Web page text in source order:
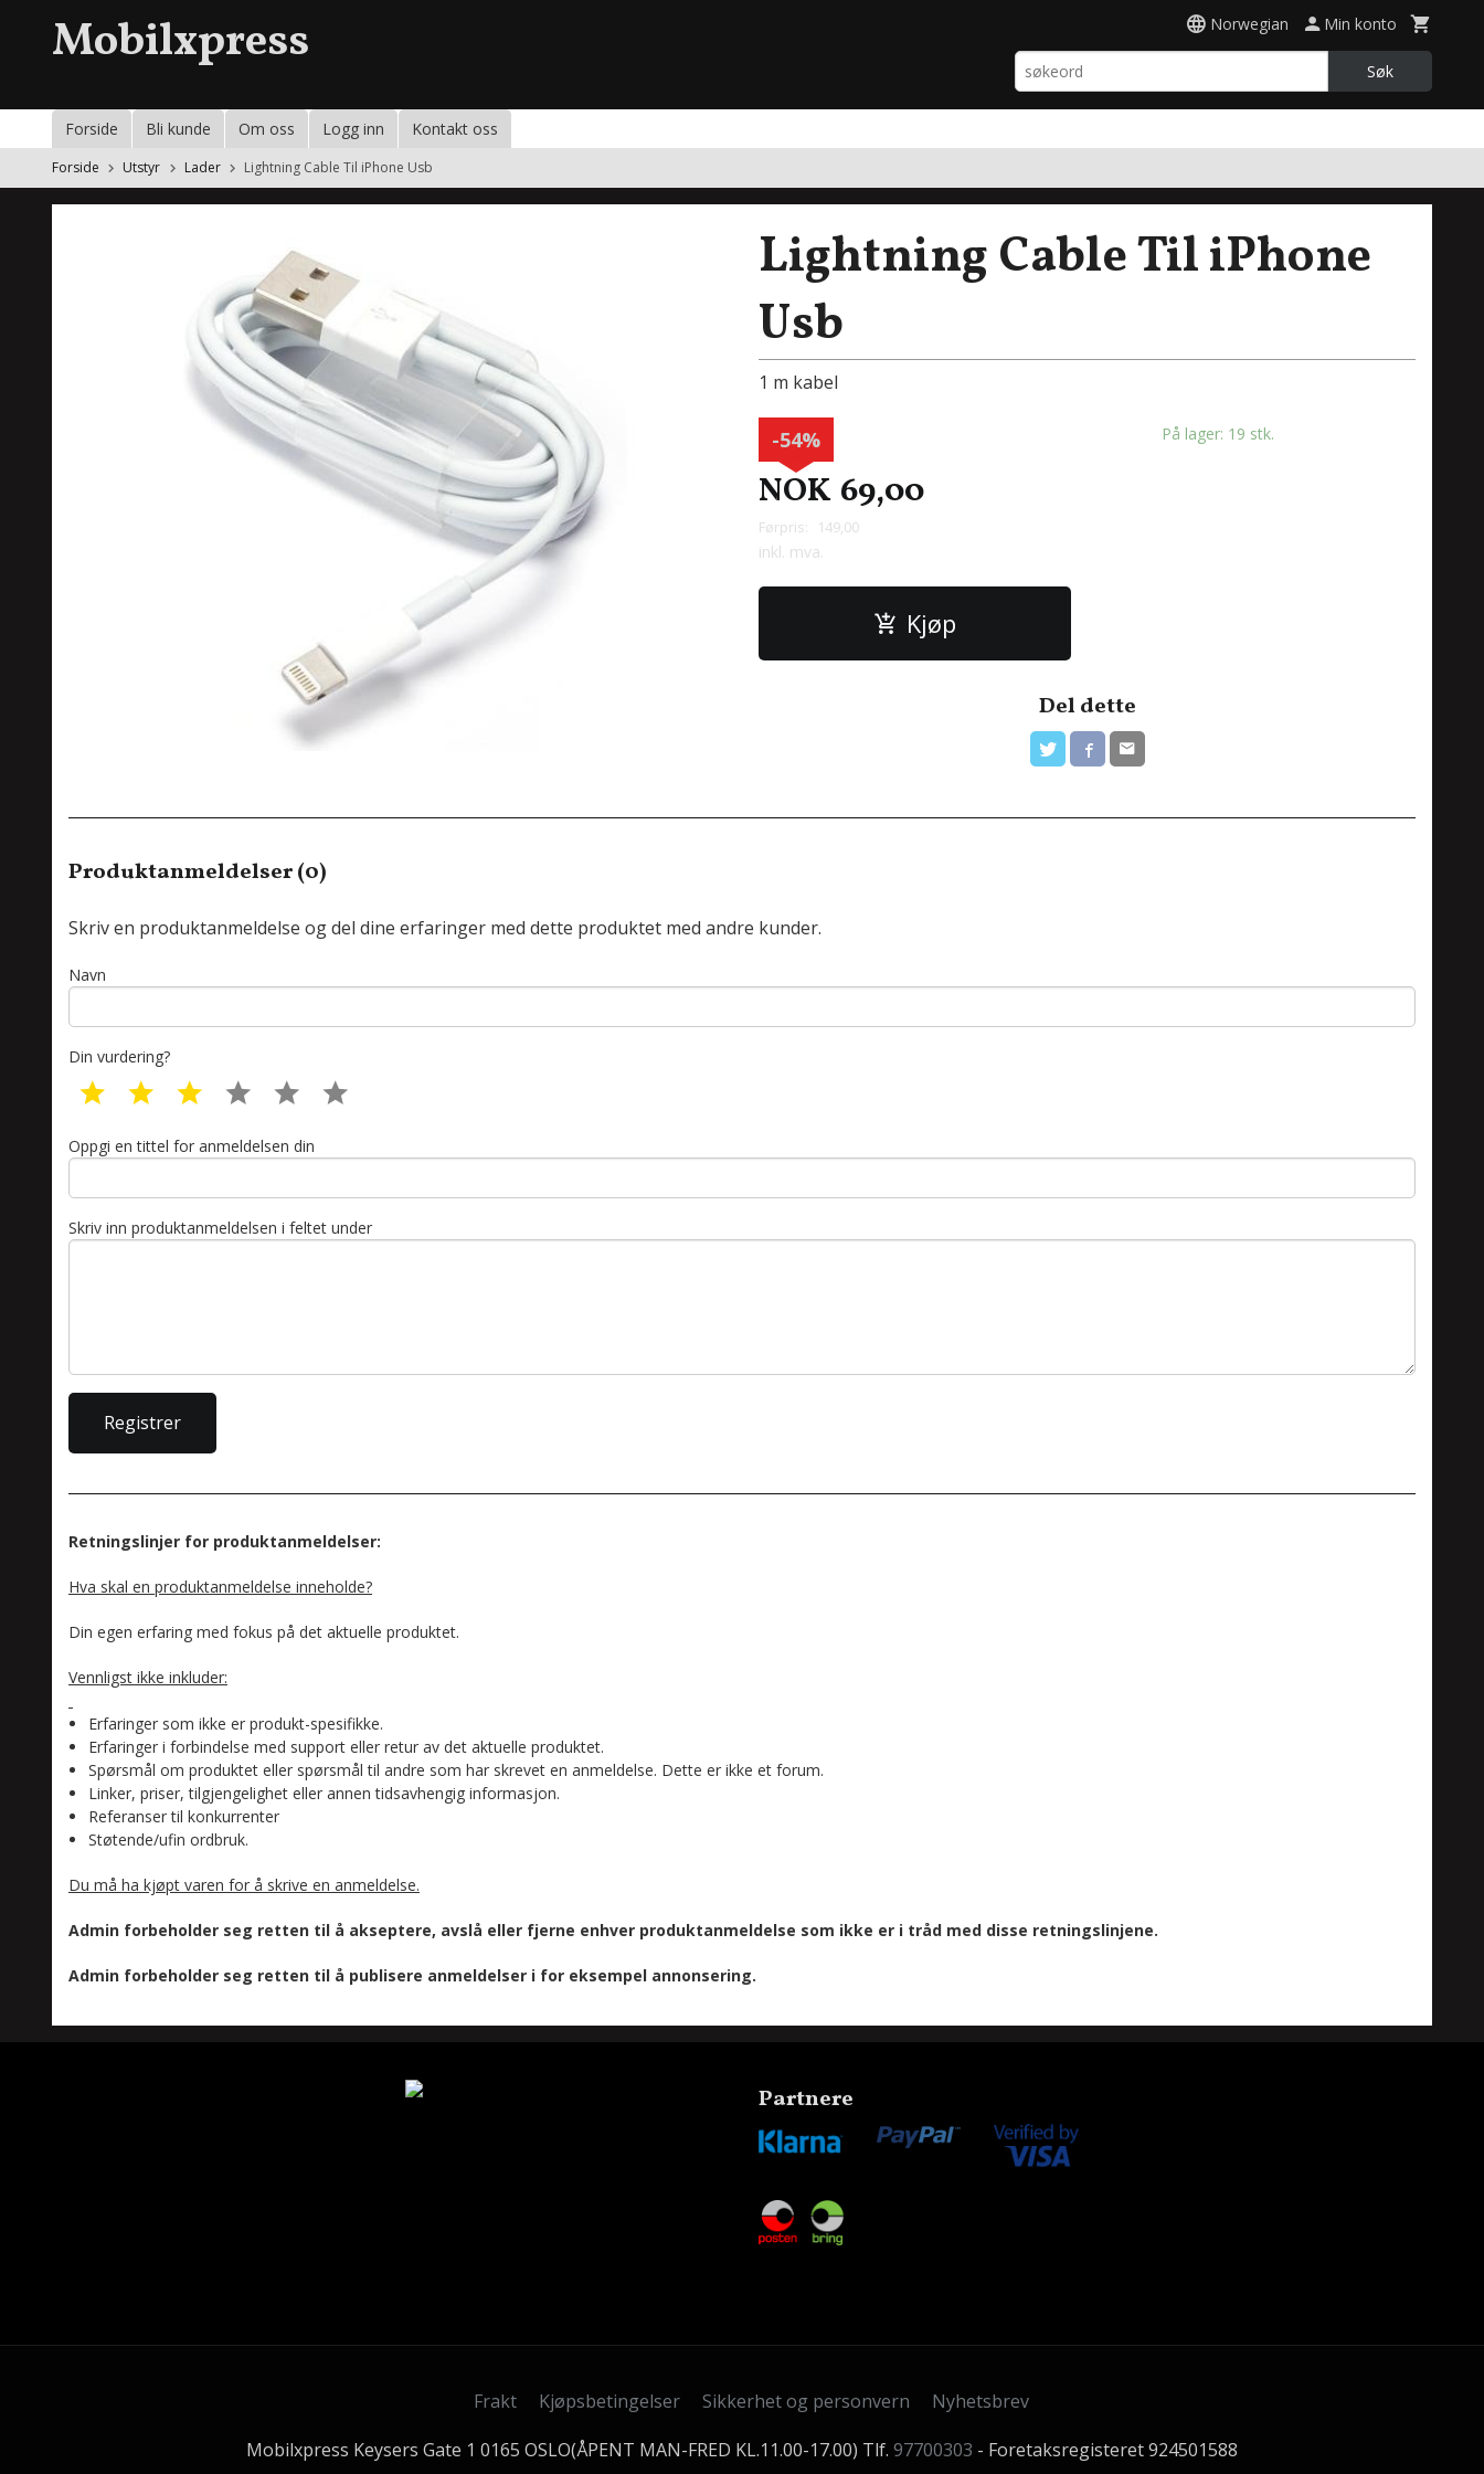
Mobilxpress Norwegian Min konto
Søk
Forside Bli kunde Om oss Logg inn Kontakt oss
Forside Utstyr Lader Lightning Cable Til iPhone Usb
Lightning Cable Til iPhone
Usb
1 m kabel
NOK 69,00
Førpris: 149,00
Rabatt
-54%
inkl. mva.
På lager: 19 stk.
Kjøp
Del dette
Produktanmeldelser (0)
Skriv en produktanmeldelse og del dine erfaringer med dette produktet med andre kunder.
Navn
Din vurdering?
1 star 2 star 3 star 4 star 5 star
Oppgi en tittel for anmeldelsen din
Skriv inn produktanmeldelsen i feltet under
Retningslinjer for produktanmeldelser:
Hva skal en produktanmeldelse inneholde?
Din egen erfaring med fokus på det aktuelle produktet.
Vennligst ikke inkluder:
Erfaringer som ikke er produkt-spesifikke.
Erfaringer i forbindelse med support eller retur av det aktuelle produktet.
Spørsmål om produktet eller spørsmål til andre som har skrevet en anmeldelse. Dette er ikke et forum.
Linker, priser, tilgjengelighet eller annen tidsavhengig informasjon.
Referanser til konkurrenter
Støtende/ufin ordbruk.
Du må ha kjøpt varen for å skrive en anmeldelse.
Admin forbeholder seg retten til å akseptere, avslå eller fjerne enhver produktanmeldelse som ikke er i tråd med disse retningslinjene.
Admin forbeholder seg retten til å publisere anmeldelser i for eksempel annonsering.
Partnere
Frakt Kjøpsbetingelser Sikkerhet og personvern
Nyhetsbrev
Mobilxpress Keysers Gate 1 0165 OSLO(ÅPENT MAN-FRED KL.11.00-17.00) Tlf. 97700303 - Foretaksregisteret 924501588